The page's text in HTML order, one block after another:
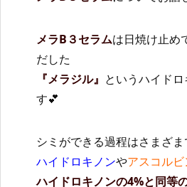
メラB３セラムは日焼け止め
だした
『メラジル』 というハイド
す💕
シミができる過程はさまざ
ハイドロキノンやアスコルビ
ハイドロキノンの4%と同等